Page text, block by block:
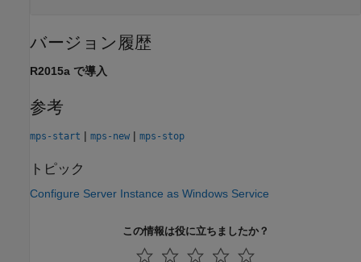
バージョン履歴
R2015a で導入
参考
mps-start | mps-new | mps-stop
トピック
Configure Server Instance as Windows Service
この情報は役に立ちましたか？